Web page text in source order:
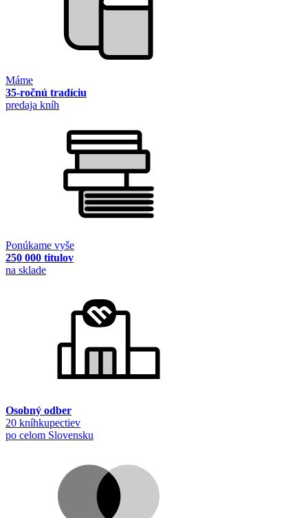
Máme
35-ročnú tradíciu
predaja kníh
Ponúkame vyše
250 000 titulov
na sklade
Osobný odber
20 kníhkupectiev
po celom Slovensku